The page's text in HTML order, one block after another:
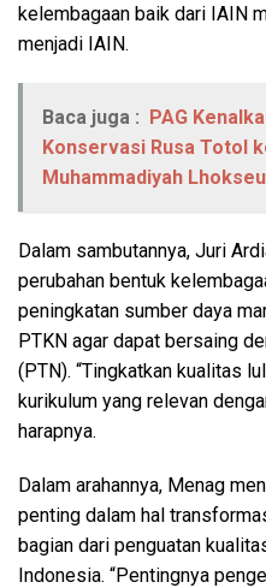
kelembagaan baik dari IAIN
menjadi IAIN.
Baca juga : PAG
Konservasi Rusa Totol
Muhammadiyah
Dalam sambutannya, Juri
perubahan bentuk
peningkatan sumber daya
PTKN agar dapat bersaing
(PTN). “Tingkatkan kualitas
kurikulum yang relevan
harapnya.
Dalam arahannya, Menag
penting dalam hal
bagian dari penguatan
Indonesia. “Pentingnya